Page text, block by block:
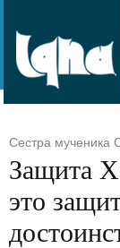
Сестра мученика
Защита
это